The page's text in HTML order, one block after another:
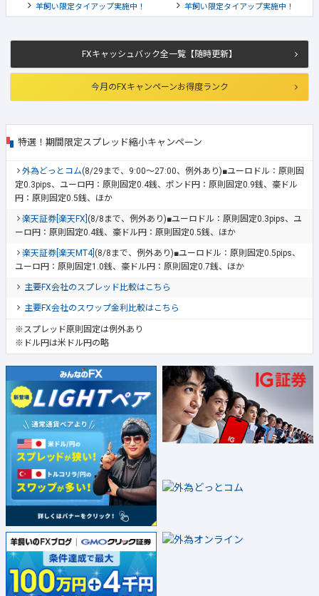
FXキャッシュバック全一覧【随時更新】
今月のFXキャンペーンお得度ランク
特選！期間限定スプレッド縮小キャンペーン
外為どっとコム(8/29まで、9:00～27:00、例外あり)■ユーロドル：原則固
定0.3pips、ユーロ円：原則固定0.4銭、ポンド円：原則固定0.9銭、豪ドル
円：原則固定0.5銭、ほか
楽天証券[楽天FX] (8/8まで、例外あり)■ユーロドル：原則固定0.3pips、ユ
ーロ円：原則固定0.4銭、豪ドル円：原則固定0.5銭、ほか
楽天証券[楽天MT4] (8/8まで、例外あり)■ユーロドル：原則固定0.5pips、
ユーロ円：原則固定1.0銭、豪ドル円：原則固定0.7銭、ほか
主要FX会社のスプレッド比較はこちら
主要FX会社のスワップ金利比較はこちら
※スプレッド原則固定は例外あり
※ドル円は米ドル円の略
羊飼い限定タイアップ実施中！ 羊飼い限定タイアップ実施中！